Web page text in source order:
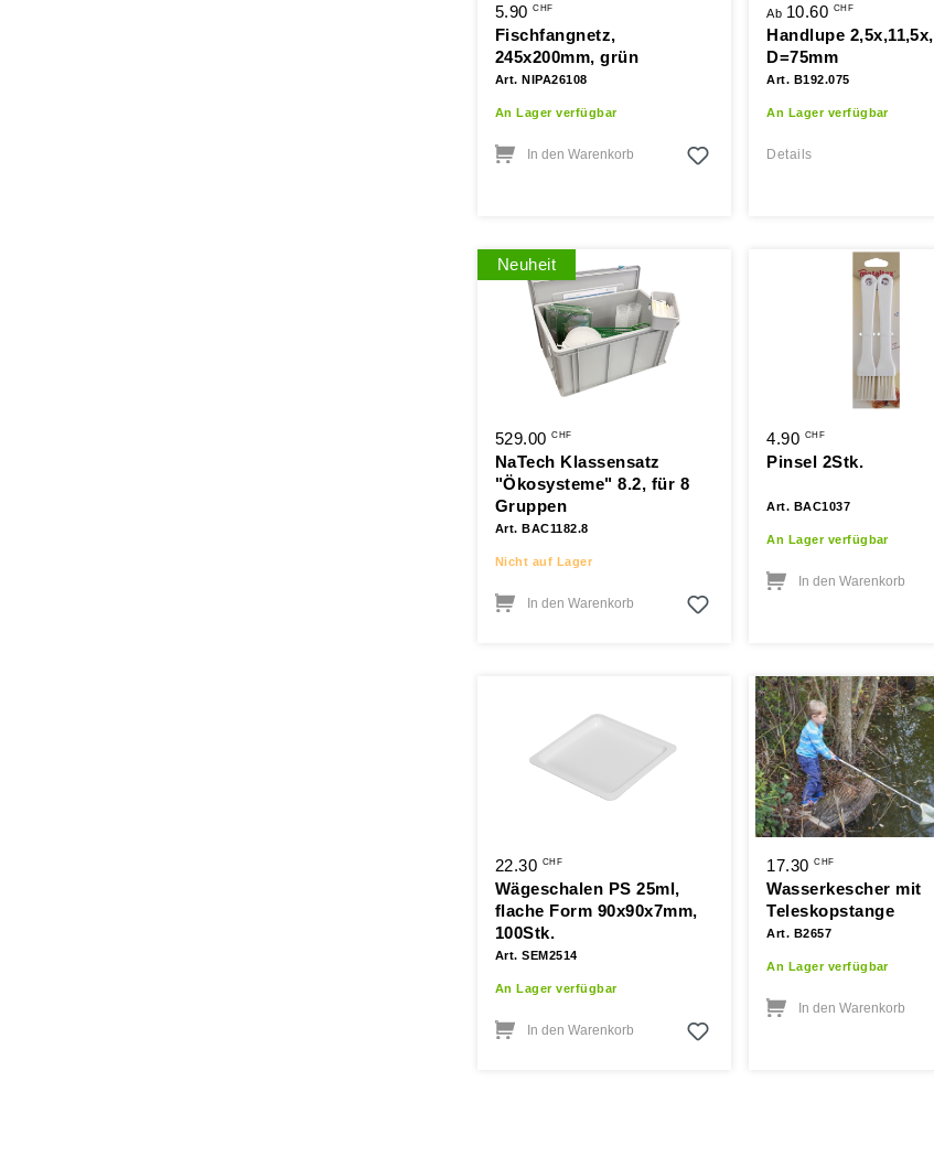
5.90CHF
Fischfangnetz,
245x200mm, grün
Art. NIPA26108
An Lager verfügbar
In den Warenkorb
Ab 10.60 CHF
Handlupe 2,5x,11,5x,
D=75mm
Art. B192.075
An Lager verfügbar
Details
Neuheit
529.00CHF
NaTech Klassensatz
"Ökosysteme" 8.2, für 8
Gruppen
Art. BAC1182.8
Nicht auf Lager
In den Warenkorb
4.90 CHF
Pinsel 2Stk.
Art. BAC1037
An Lager verfügbar
In den Warenkorb
22.30 CHF
Wägeschalen PS 25ml,
flache Form 90x90x7mm,
100Stk.
Art. SEM2514
An Lager verfügbar
In den Warenkorb
17.30CHF
Wasserkescher mit
Teleskopstange
Art. B2657
An Lager verfügbar
In den Warenkorb